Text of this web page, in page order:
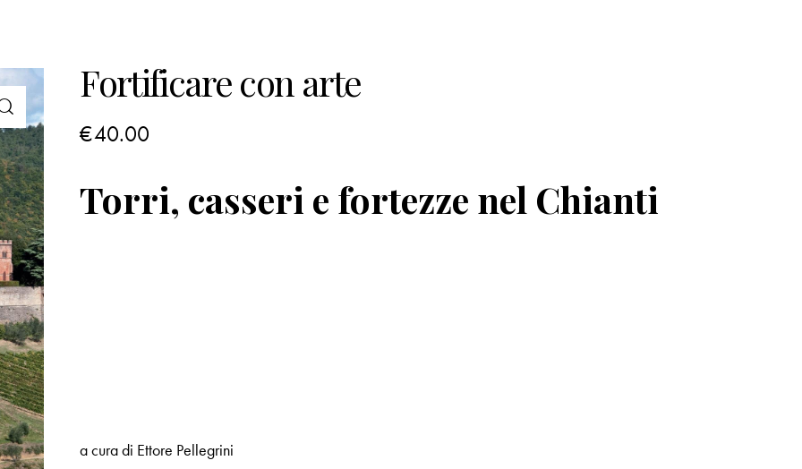
Fortificare con arte
€40.00
Torri, casseri e fortezze nel Chianti
a cura di Ettore Pellegrini